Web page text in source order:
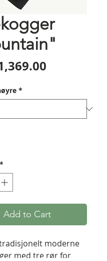
*
*
Add to Cart
moderne
med tre rør for